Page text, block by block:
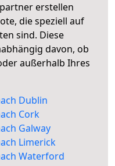
erstellen
die speziell auf
sind. Diese
davon, ob
außerhalb Ihres
Dublin
Cork
Galway
Limerick
Waterford